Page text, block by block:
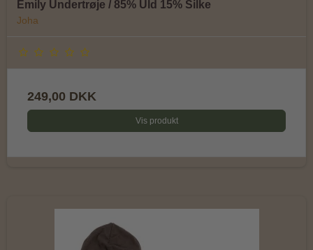
Emily Undertrøje / 85% Uld 15% Silke
Joha
249,00 DKK
Vis produkt